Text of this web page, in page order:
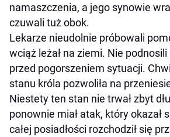
namaszczenia, a jego synowie
czuwali tuż obok.
Lekarze nieudolnie próbowali
wciąż leżał na ziemi. Nie
przed pogorszeniem sytuacji.
stanu króla pozwoliła na
Niestety ten stan nie trwał zbyt
ponownie miał atak, który okazał
całej posiadłości rozchodził się